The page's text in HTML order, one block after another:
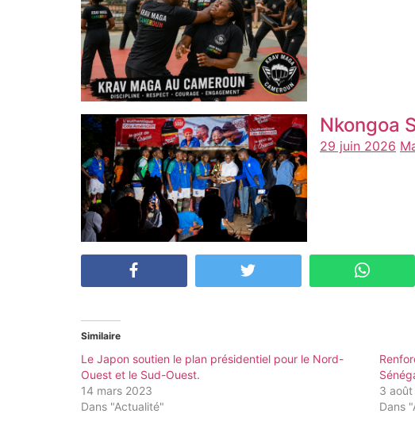
Nkongoa
29 juin 2026
Similaire
Le Japon soutien le plan présidentiel pour le Nord-
Ouest et le Sud-Ouest.
14 mars 2023
Dans "Actualité"
3
Dans